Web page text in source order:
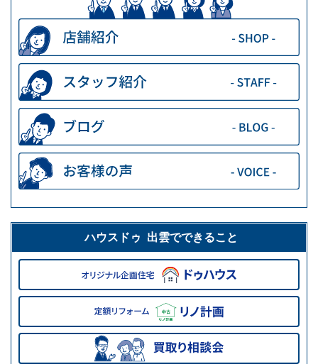
ハウスドゥ 出雲でできること